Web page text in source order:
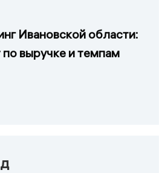
Ивановской области:
выручке и темпам